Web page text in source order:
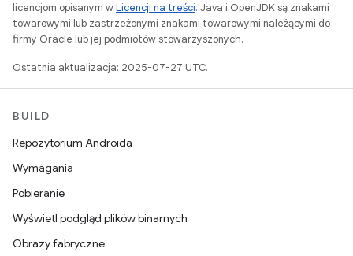
licencjom opisanym wLicencji na treści. Java i OpenJDK są znakami
towarowymi lub zastrzeżonymi znakami towarowymi należącymi do
firmy Oracle lub jej podmiotów stowarzyszonych.
Ostatnia aktualizacja: 2025-07-27 UTC.
BUILD
Repozytorium Androida
Wymagania
Pobieranie
Wyświetl podgląd plików binarnych
Obrazy fabryczne